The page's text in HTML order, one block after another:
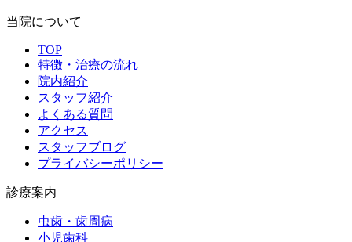
当院について
TOP
特徴・治療の流れ
院内紹介
スタッフ紹介
よくある質問
アクセス
スタッフブログ
プライバシーポリシー
診療案内
虫歯・歯周病
小児歯科